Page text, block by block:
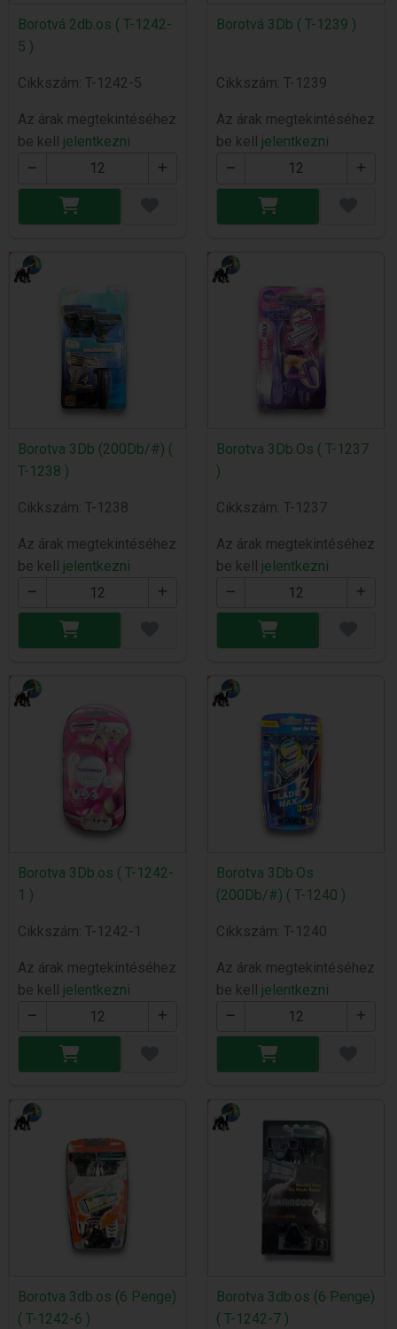
Borotvá 2db.os ( T-1242-
5 )
Cikkszám: T-1242-5
Az árak megtekintéséhez
be kell jelentkezni
Borotvá 3Db ( T-1239 )
Cikkszám: T-1239
Az árak megtekintéséhez
be kell jelentkezni
Borotva 3Db (200Db/#) (
T-1238 )
Cikkszám: T-1238
Az árak megtekintéséhez
be kell jelentkezni
Borotva 3Db.Os ( T-1237
)
Cikkszám: T-1237
Az árak megtekintéséhez
be kell jelentkezni
Borotva 3Db.os ( T-1242-
1 )
Cikkszám: T-1242-1
Az árak megtekintéséhez
be kell jelentkezni
Borotva 3Db.Os
(200Db/#) ( T-1240 )
Cikkszám: T-1240
Az árak megtekintéséhez
be kell jelentkezni
Borotva 3db.os (6 Penge)
( T-1242-6 )
Borotva 3db.os (6 Penge)
( T-1242-7 )